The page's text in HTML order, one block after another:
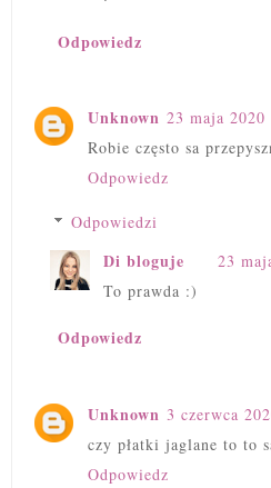
Odpowiedz
Unknown 23 maja 2020
Robie często sa
Odpowiedz
Odpowiedzi
Di bloguje
23
To prawda :)
Odpowiedz
Unknown 3 czerwca
czy płatki jaglane to to
Odpowiedz